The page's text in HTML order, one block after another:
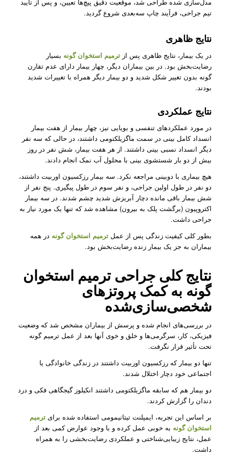
مدل‌سازی شده طراحی شد، موقعیت‌ دقیق پیچ‌ها تعیین، و پس از تایید
تیم جراحی، فرآیند چاپ سه‌بعدی شروع گردید.
نتایج ظاهری
در یک بیمار، نتایج ظاهری پس از ترمیم استخوان گونه بسیار
رضایت‌بخش بود. در بین بیماران دیگر، چهار بیمار دارای عدم تقارن
گونه بدون تغییر شکل شدید و دو بیمار دیگر همراه با تغییرات شدید
بودند.
نتایج عملکردی
در مورد عملکردهای تنفسی و بویایی نیز، چهار بیمار از هفت بیمار
انسداد کامل بینی در سمت ماگزیلکتومی داشتند، در حالی که سه نفر
دیگر انسداد نسبی بینی داشتند. از هر هفت بیمار، شش نفر در روز
بیش از دو بار شستشوی بینی با محلول آب نمک انجام دادند.
هیچ بیماری با دوبینی مراجعه نکرد. سه بیمار رزکسیون اوربیت داشتند،
دو نفر در طول اولین جراحی، و نفر سوم در طول پیگیری. پنج نفر از
شش بیمار باقی مانده دچار آبریزش شدید چشم شدند. در سه بیمار
اکتروپیون (برگشت پلک به بیرون) مشاهده شد که تنها یک مورد نیاز به
جراحی داشت.
بطور کلی کیفیت زندگی پس از عمل ترمیم استخوان گونه در همه
بیماران به جز یک بیمار زنده رضایت‌بخش بود.
نتایج کلی جراحی ترمیم استخوان
گونه به کمک پروتزهای
شخصی‌سازی‌شده
در بررسی‌های انجام شده و پرسش از بیماران مشخص شد که وضعیت
فیزیکی، کار، سرگرمی‌ها و خلق و خوی آنها بعد از عمل ترمیم گونه
تحت تأثیر قرار نگرفت.
تنها دو بیمار که رزکسیون اوربیت داشتند در زندگی خانوادگی یا
اجتماعی خود دچار اختلال شدند.
دو بیمار هم که سابقه ماگزیلکتومی داشتند انکیلوز گیجگاهی فکی و درد
دندان را گزارش کردند.
بر اساس این تجربه، ایمپلنت تیتانیمومی استفاده شده برای ترمیم
استخوان گونه به خوبی عمل کرده و با وجود عوارض کمی بعد از
عمل، نتایج زیبایی‌شناختی و عملکردی رضایت‌بخشی را به همراه
داشت.